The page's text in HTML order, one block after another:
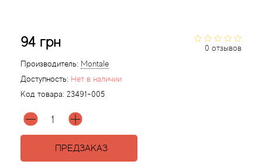
0 отзывов
94 грн
Производитель: Montale
Доступность: Нет в наличии
Код товара: 23491-005
ПРЕДЗАКАЗ
Afnan
Agatha Ruiz de la Prada
Agonist
Aigner